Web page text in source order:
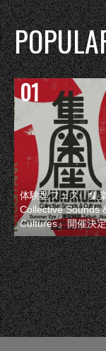
体験型フェス『集
Collective Sounds
Cultures』開催決定